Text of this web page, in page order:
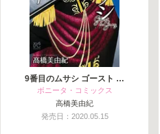
9番目のムサシ ゴースト …
ボニータ・コミックス
高橋美由紀
発売日：2020.05.15